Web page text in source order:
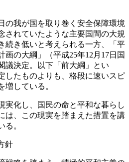
我が国を取り巻く安全保障環境
されていたような主要国間の大規
続き低いと考えられる一方、「平
画の大綱」（平成25年12月17日国
議決定。以下「前大綱」とい
したものよりも、格段に速いスピ
増している。
化し、国民の命と平和な暮らし
は、この現実を踏まえた措置を講
る。
針